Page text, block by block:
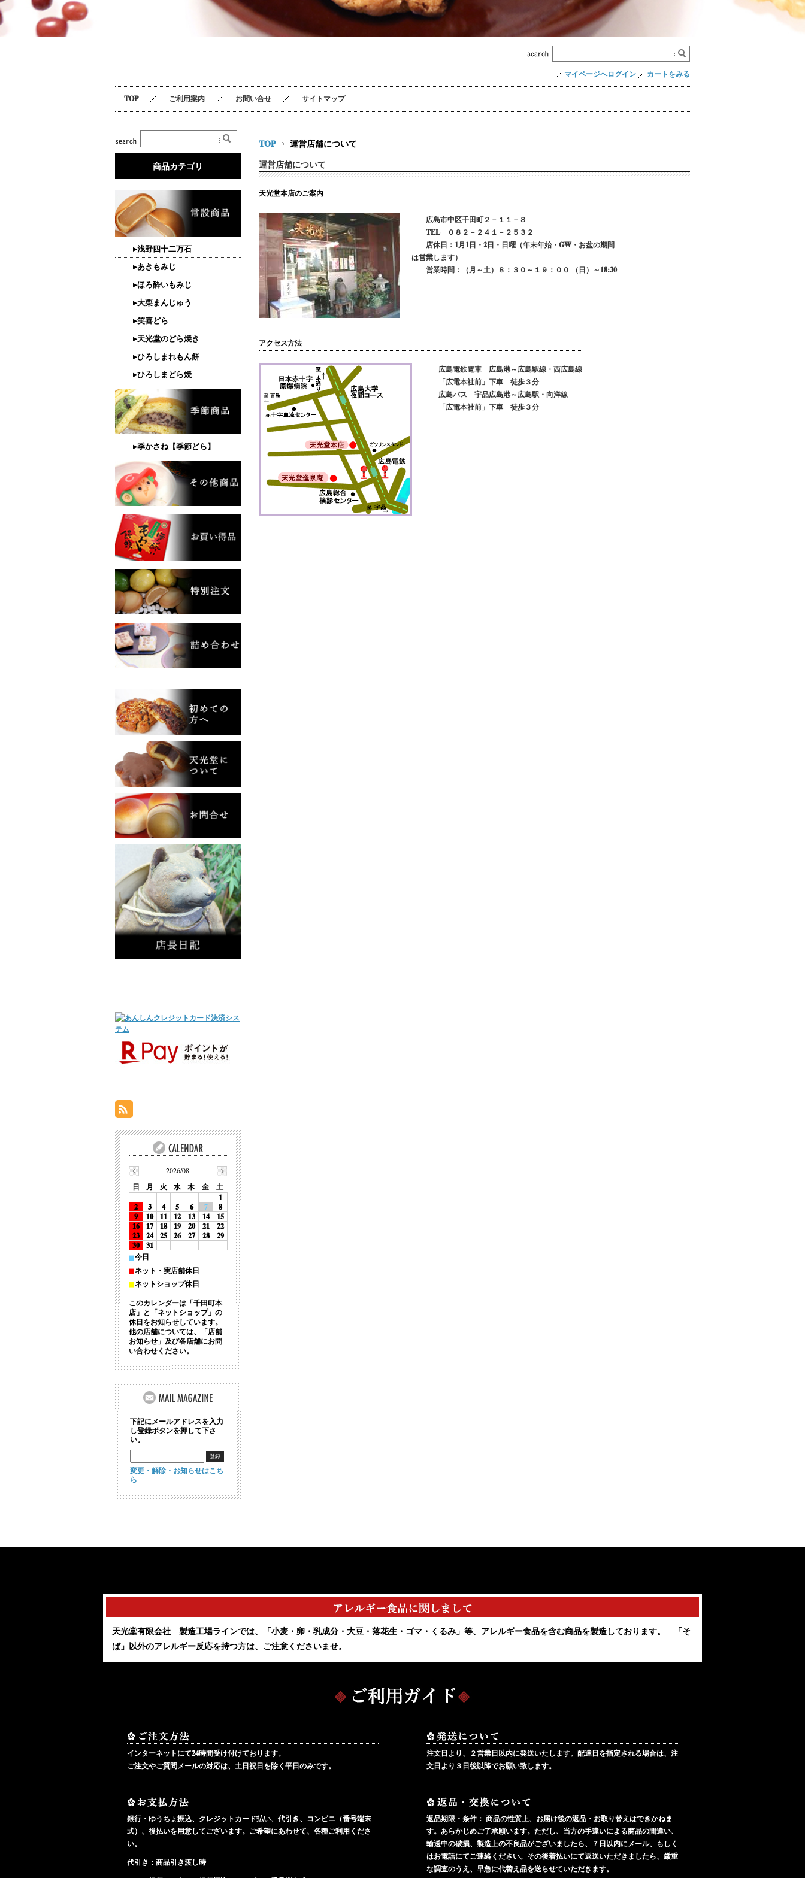
マイページへログイン カートをみる
TOP ご利用案内 お問い合せ サイトマップ
TOP
運営店舗について
運営店舗について
天光堂本店のご案内
広島市中区千田町２－１１－８
TEL ０８２－２４１－２５３２
店休日：1月1日・2日・日曜（年末年始・GW・お盆の期間
は営業します）
営業時間：（月～土）８：３０～１９：００ （日）～18:30
アクセス方法
広島電鉄電車 広島港～広島駅線・西広島線
「広電本社前」下車 徒歩３分
広島バス 宇品広島港～広島駅・向洋線
「広電本社前」下車 徒歩３分
商品カテゴリ
▸浅野四十二万石
▸あきもみじ
▸ほろ酔いもみじ
▸大栗まんじゅう
▸笑喜どら
▸天光堂のどら焼き
▸ひろしまれもん餅
▸ひろしまどら焼
▸季かさね【季節どら】
2026/08
日 月 火 水 木 金
土
1
2
3 4 5 6 7
8
9
10 11 12 13 14
15
16
17 18 19 20 21
22
23
24 25 26 27 28
29
30
31
■今日
■ネット・実店舗休日
■ネットショップ休日
このカレンダーは「千田町本
店」と「ネットショップ」の
休日をお知らせしています。
他の店舗については、「店舗
お知らせ」及び各店舗にお問
い合わせください。
下記にメールアドレスを入力
し登録ボタンを押して下さ
い。
変更・解除・お知らせはこち
ら
天光堂有限会社 製造工場ラインでは、「小麦・卵・乳成分・大豆・落花生・ゴマ・くるみ」等、アレルギー食品を含む商品を製造しております。 「そ
ば」以外のアレルギー反応を持つ方は、ご注意くださいませ。
インターネットにて24時間受け付けております。
ご注文やご質問メールの対応は、土日祝日を除く平日のみです。
注文日より、２営業日以内に発送いたします。配達日を指定される場合は、注
文日より３日後以降でお願い致します。
銀行・ゆうちょ振込、クレジットカード払い、代引き、コンビニ（番号端末
式）、後払いを用意してございます。ご希望にあわせて、各種ご利用くださ
い。
代引き： 商品引き渡し時
返品期限・条件： 商品の性質上、お届け後の返品・お取り替えはできかねま
す。あらかじめご了承願います。ただし、当方の手違いによる商品の間違い、
輸送中の破損、製造上の不良品がございましたら、７日以内にメール、もしく
はお電話にてご連絡ください。その後着払いにて返送いただきましたら、厳重
な調査のうえ、早急に代替え品を送らせていただきます。